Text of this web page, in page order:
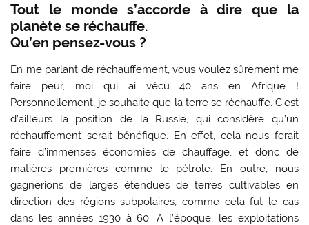
Tout le monde s’accorde à dire que la
planète se réchauffe.
Qu’en pensez-vous ?
En me parlant de réchauffement, vous voulez sûrement me
faire peur, moi qui ai vécu 40 ans en Afrique !
Personnellement, je souhaite que la terre se réchauffe. C’est
d’ailleurs la position de la Russie, qui considère qu’un
réchauffement serait bénéfique. En effet, cela nous ferait
faire d’immenses économies de chauffage, et donc de
matières premières comme le pétrole. En outre, nous
gagnerions de larges étendues de terres cultivables en
direction des régions subpolaires, comme cela fut le cas
dans les années 1930 à 60. A l’époque, les exploitations